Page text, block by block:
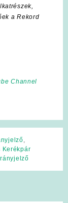
a Rekord
Channel
,
Kerékpár